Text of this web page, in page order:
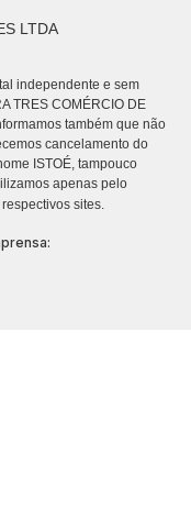
LTDA
independente e sem
TRES COMÉRCIO DE
também que não
cancelamento do
ISTOÉ, tampouco
apenas pelo
respectivos sites.